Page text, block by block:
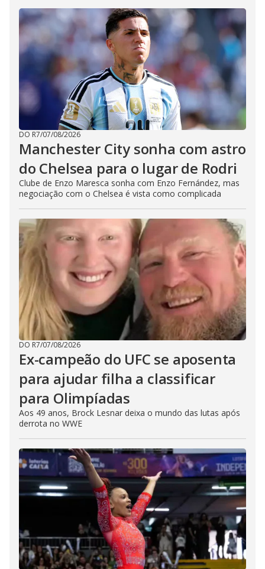
DO R7/07/08/2026
Manchester City sonha com astro
do Chelsea para o lugar de Rodri
Clube de Enzo Maresca sonha com Enzo Fernández, mas
negociação com o Chelsea é vista como complicada
DO R7/07/08/2026
Ex-campeão do UFC se aposenta
para ajudar filha a classificar
para Olimpíadas
Aos 49 anos, Brock Lesnar deixa o mundo das lutas após
derrota no WWE